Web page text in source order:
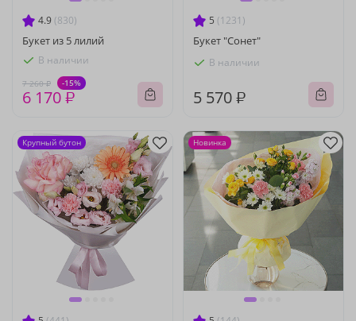
4.9 (830)
Букет из 5 лилий
В наличии
7 260 ₽ -15%
6 170 ₽
5 (1231)
Букет "Сонет"
В наличии
5 570 ₽
Крупный бутон Новинка